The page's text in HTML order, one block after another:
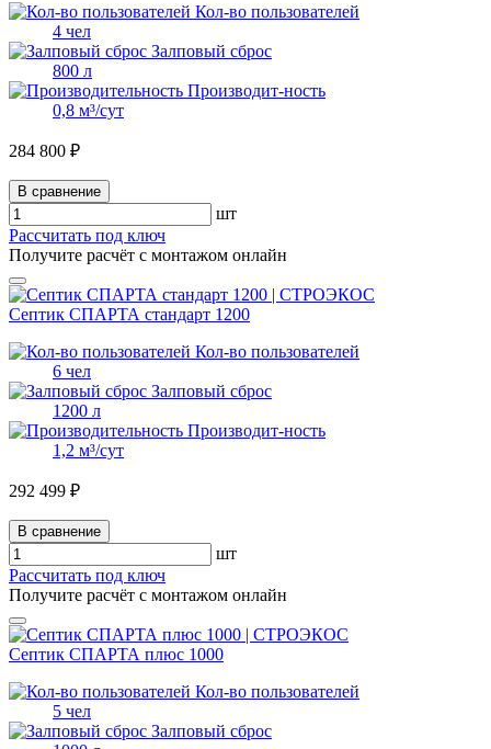
Кол-во пользователей
4 чел
Залповый сброс
800 л
Производит-ность
0,8 м³/сут
284 800 ₽
В сравнение
шт
Рассчитать под ключ
Получите расчёт с монтажом онлайн
Септик СПАРТА стандарт 1200
Кол-во пользователей
6 чел
Залповый сброс
1200 л
Производит-ность
1,2 м³/сут
292 499 ₽
В сравнение
шт
Рассчитать под ключ
Получите расчёт с монтажом онлайн
Септик СПАРТА плюс 1000
Кол-во пользователей
5 чел
Залповый сброс